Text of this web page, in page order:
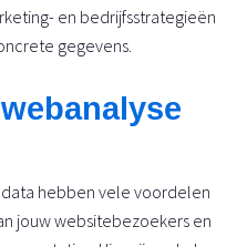
en bedrijfsstrategieën
gegevens.
hebben vele voordelen
jouw websitebezoekers en